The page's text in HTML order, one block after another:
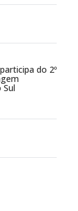
do 2º
Sul